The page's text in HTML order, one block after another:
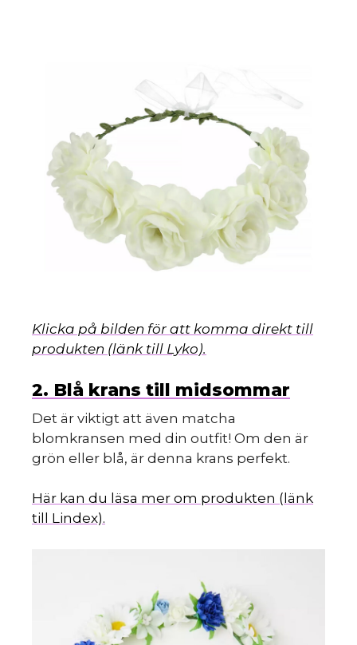
Klicka på bilden för att komma direkt till
produkten (länk till Lyko).
2. Blå krans till midsommar
Det är viktigt att även matcha
blomkransen med din outfit! Om den är
grön eller blå, är denna krans perfekt.
Här kan du läsa mer om produkten (länk
till Lindex).